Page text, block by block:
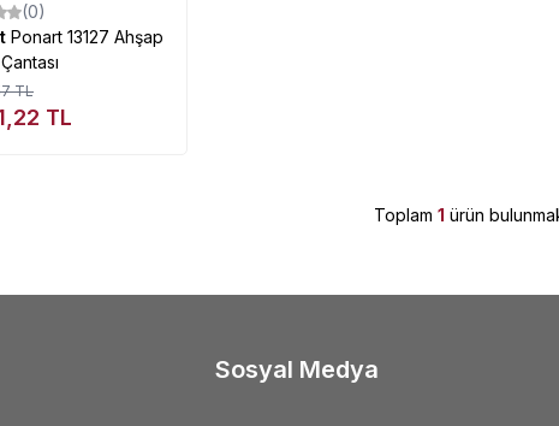
(0)
Ponart 13127 Ahşap
TL
TL
Toplam 1 ürün
Sosyal Medya